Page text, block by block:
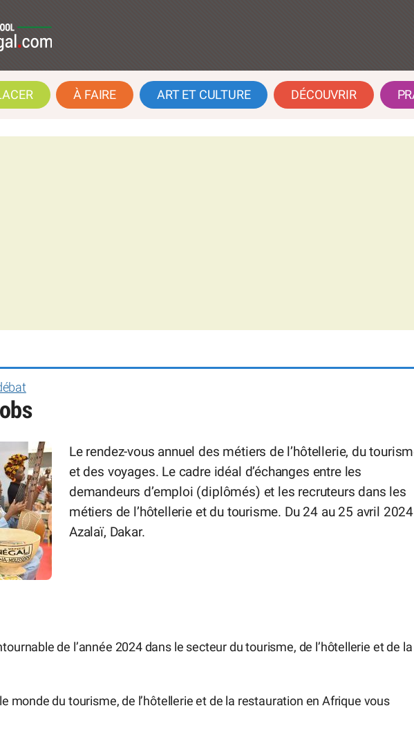
À FAIRE ART ET CULTURE DÉCOUVRIR
Le rendez-vous annuel des métiers de l’hôtellerie, du
et des voyages. Le cadre idéal d’échanges entre les
demandeurs d’emploi (diplômés) et les recruteurs dans les
métiers de l’hôtellerie et du tourisme. Du 24 au 25 avril
Azalaï, Dakar.
de l’année 2024 dans le secteur du tourisme, de l’hôtellerie et de la
monde du tourisme, de l’hôtellerie et de la restauration en Afrique vous